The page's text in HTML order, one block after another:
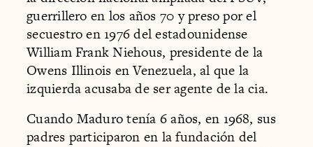
guerrillero en los años 70 y preso por el
secuestro en 1976 del estadounidense
William Frank Niehous, presidente de la
Owens Illinois en Venezuela, al que la
izquierda acusaba de ser agente de la cia.
Cuando Maduro tenía 6 años, en 1968, sus
padres participaron en la fundación del